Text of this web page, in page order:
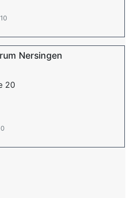
Nersingen
20